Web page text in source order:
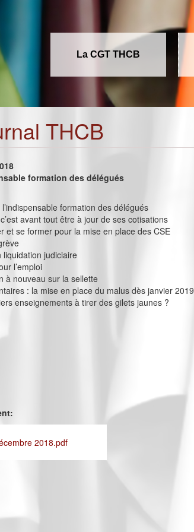
La CGT THCB
THCB
formation des délégués
l’indispensable formation des délégués
avant tout être à jour de ses cotisations
et se former pour la mise en place des CSE
liquidation judiciaire
l’emploi
à nouveau sur la sellette
: la mise en place du malus dès janvier 2019
enseignements à tirer des gilets jaunes ?
2018.pdf